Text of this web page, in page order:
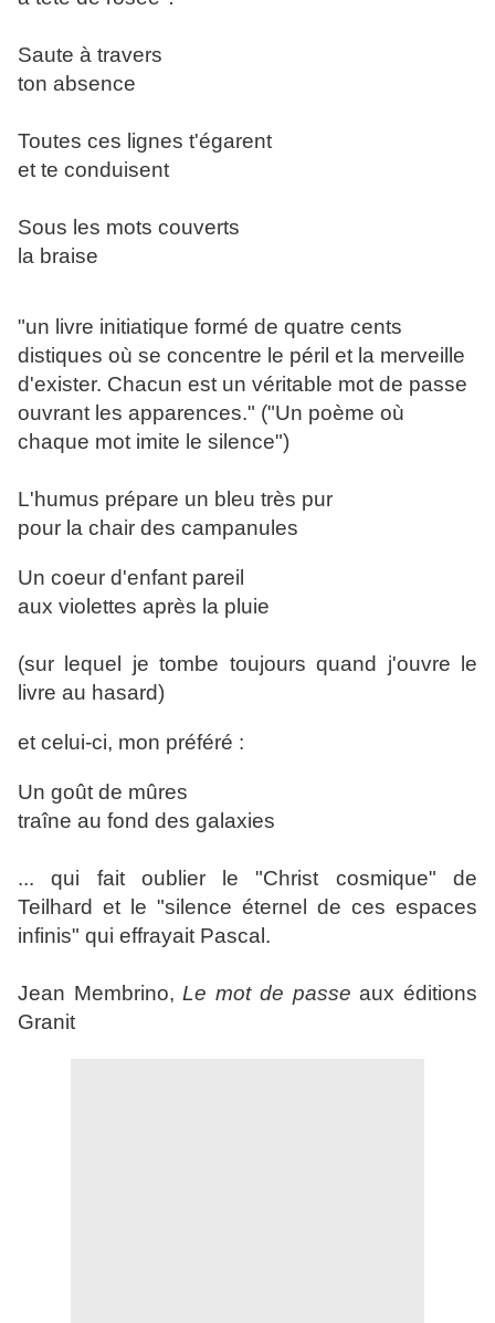
Saute à travers
ton absence
Toutes ces lignes t'égarent
et te conduisent
Sous les mots couverts
la braise
"un livre initiatique formé de quatre cents
distiques où se concentre le péril et la merveille
d'exister. Chacun est un véritable mot de passe
ouvrant les apparences." ("Un poème où
chaque mot imite le silence")
L'humus prépare un bleu très pur
pour la chair des campanules
Un coeur d'enfant pareil
aux violettes après la pluie
(sur lequel je tombe toujours quand j'ouvre le
livre au hasard)
et celui-ci, mon préféré :
Un goût de mûres
traîne au fond des galaxies
... qui fait oublier le "Christ cosmique" de
Teilhard et le "silence éternel de ces espaces
infinis" qui effrayait Pascal.
Jean Membrino,Le mot de passe aux éditions
Granit